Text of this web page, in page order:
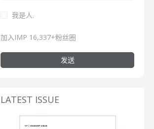
我是人.
加入IMP 16,337+粉丝圈
发送
LATEST ISSUE